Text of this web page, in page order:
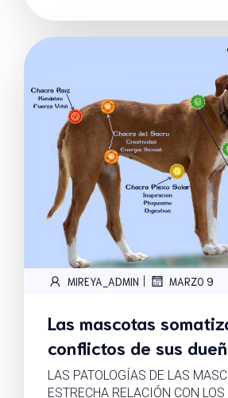
MIREYA_ADMIN | MARZO 9
Las mascotas
conflictos de sus
LAS PATOLOGÍAS DE LAS
ESTRECHA RELACIÓN CON LOS